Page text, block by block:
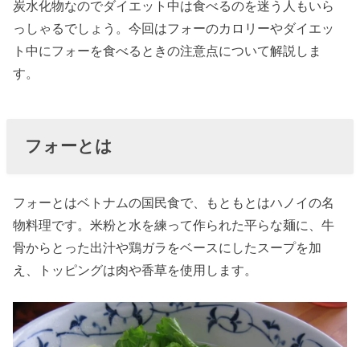
リーは高くな
い
» フォー
は？
のカロ
リーが
高いと
言われ
る理由
» フォー
炭水化物なのでダイエット中は食べるのを迷う人もいら
っしゃるでしょう。今回はフォーのカロリーやダイエッ
ト中にフォーを食べるときの注意点について解説しま
す。
フォーとは
フォーとはベトナムの国民食で、もともとはハノイの名
物料理です。米粉と水を練って作られた平らな麺に、牛
骨からとった出汁や鶏ガラをベースにしたスープを加
え、トッピングは肉や香草を使用します。